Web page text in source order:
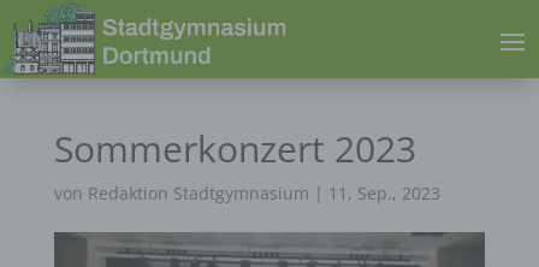
Sommerkonzert 2023
von Redaktion Stadtgymnasium | 11, Sep., 2023